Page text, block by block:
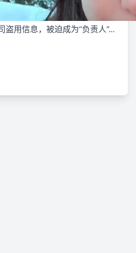
盗用信息，被迫成为“负责人”...